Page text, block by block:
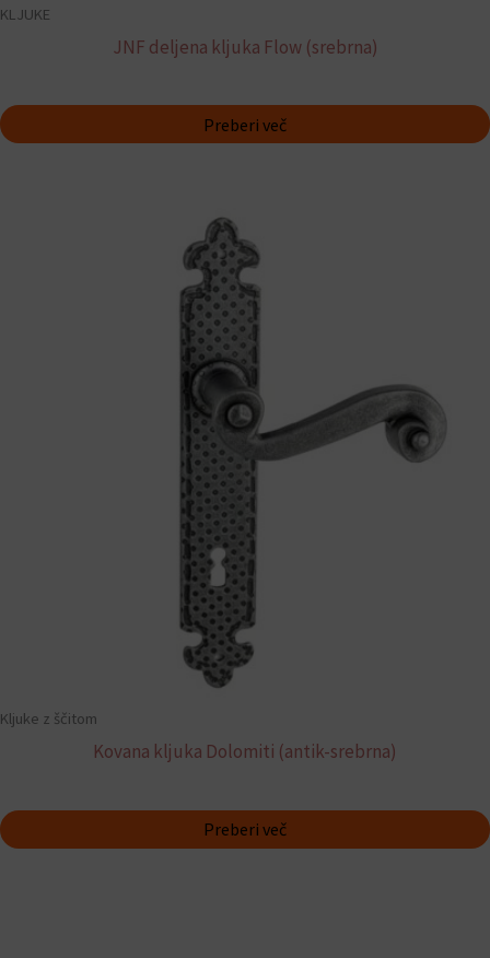
KLJUKE
JNF deljena kljuka Flow (srebrna)
Preberi več
Kljuke z ščitom
Kovana kljuka Dolomiti (antik-srebrna)
Preberi več